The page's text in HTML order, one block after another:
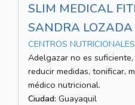
SLIM MEDICAL
SANDRA LOZADA
CENTROS NUTRICIONALES
Adelgazar no es
reducir medidas, tonificar,
médico nutricional.
Ciudad: Guayaquil